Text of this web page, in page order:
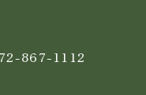
867-1112